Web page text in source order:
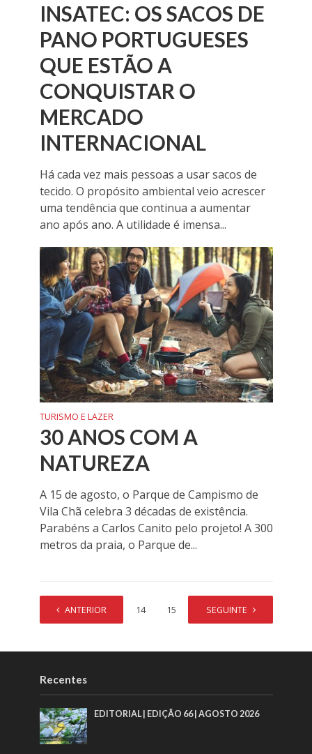
INSATEC: OS SACOS DE
PANO PORTUGUESES
QUE ESTÃO A
CONQUISTAR O
MERCADO
INTERNACIONAL
Há cada vez mais pessoas a usar sacos de
tecido. O propósito ambiental veio acrescer
uma tendência que continua a aumentar
ano após ano. A utilidade é imensa...
TURISMO E LAZER
30 ANOS COM A
NATUREZA
A 15 de agosto, o Parque de Campismo de
Vila Chã celebra 3 décadas de existência.
Parabéns a Carlos Canito pelo projeto! A 300
metros da praia, o Parque de...
ANTERIOR
1 14 15 17
SEGUINTE
Recentes
EDITORIAL | EDIÇÃO 66 | AGOSTO 2026